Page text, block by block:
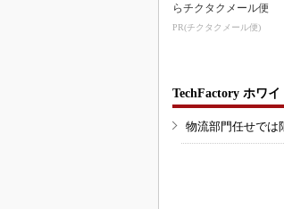
らチクタクメール便
PR(チクタクメール便)
TechFactory ホワ
物流部門任せで